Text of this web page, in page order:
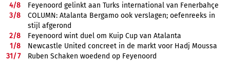
4/8
Feyenoord gelinkt aan Turks international van Fenerbahçe
3/8
COLUMN: Atalanta Bergamo ook verslagen; oefenreeks in
stijl afgerond
2/8
Feyenoord wint duel om Kuip Cup van Atalanta
1/8
Newcastle United concreet in de markt voor Hadj Moussa
31/7
Ruben Schaken woedend op Feyenoord